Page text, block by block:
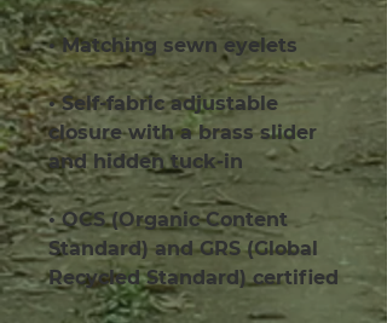
• Matching sewn eyelets
• Self-fabric adjustable
closure with a brass slider
and hidden tuck-in
• OCS (Organic Content
Standard) and GRS (Global
Recycled Standard) certified